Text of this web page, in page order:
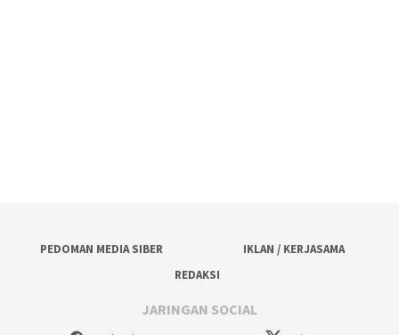
PEDOMAN MEDIA SIBER
IKLAN / KERJASAMA
REDAKSI
JARINGAN SOCIAL